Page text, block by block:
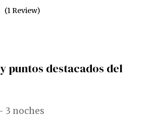
(1 Review)
puntos destacados del
3 noches